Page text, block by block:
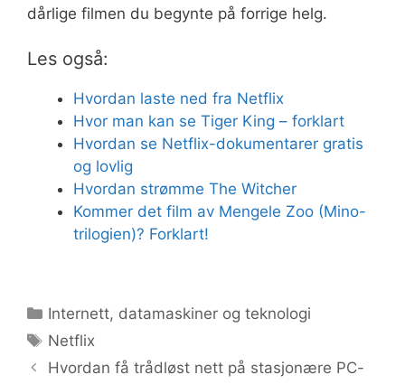
dårlige filmen du begynte på forrige helg.
Les også:
Hvordan laste ned fra Netflix
Hvor man kan se Tiger King – forklart
Hvordan se Netflix-dokumentarer gratis
og lovlig
Hvordan strømme The Witcher
Kommer det film av Mengele Zoo (Mino-
trilogien)? Forklart!
Kategorier
Internett, datamaskiner og teknologi
Stikkord
Netflix
Hvordan få trådløst nett på stasjonære PC-